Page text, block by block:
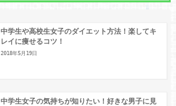
中学生や高校生女子のダイエット方法！楽してキ
レイに痩せるコツ！
2018年5月19日
中学生女子の気持ちが知りたい！好きな男子に見